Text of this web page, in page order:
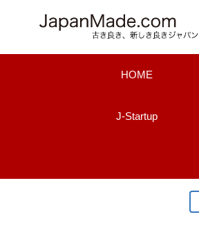
HOME
J-Startup